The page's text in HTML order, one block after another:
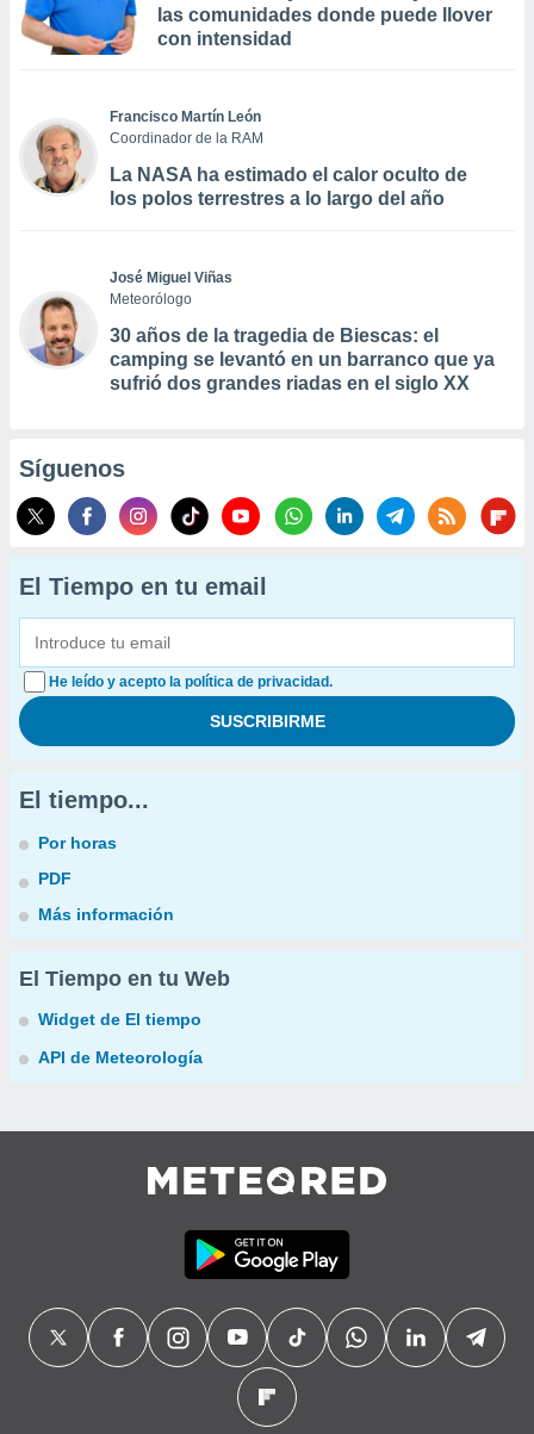
las comunidades donde puede llover
con intensidad
Francisco Martín León
Coordinador de la RAM
La NASA ha estimado el calor oculto de
los polos terrestres a lo largo del año
José Miguel Viñas
Meteorólogo
30 años de la tragedia de Biescas: el
camping se levantó en un barranco que ya
sufrió dos grandes riadas en el siglo XX
Síguenos
El Tiempo en tu email
He leído y acepto la política de privacidad.
El tiempo...
Por horas
PDF
Más información
El Tiempo en tu Web
Widget de El tiempo
API de Meteorología